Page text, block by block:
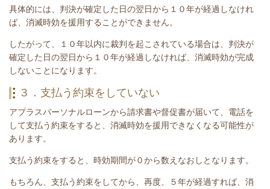
具体的には、判決が確定した日の翌日から１０年が経過しなけれ
ば、消滅時効を援用することができません。
したがって、１０年以内に裁判を起こされている場合は、 判決が
確定した日の翌日から１０年が経過しなければ、消滅時効が完成
しないことになります。
３．支払う約束をしていない
アプラスパーソナルローンから請求書や督促書が届いて、電話を
して支払う約束をすると、消滅時効を援用できなくなる可能性が
あります。
支払う約束をすると、時効期間が０から数えなおしとなります。
もちろん、支払う約束をしてから、再度、５年が経過すれば、消